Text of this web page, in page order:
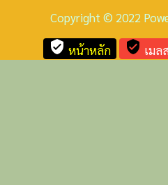
Copyright © 2022
verified_user หน้าหลัก verified_user เมล